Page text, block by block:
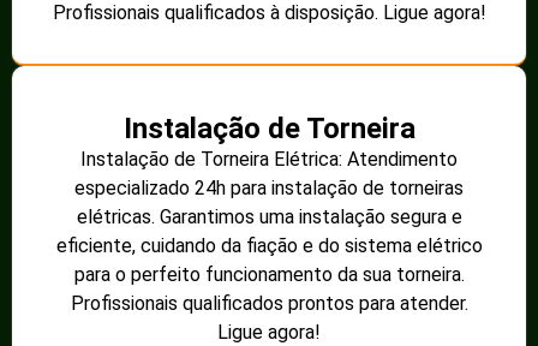
Profissionais qualificados à disposição. Ligue agora!
Instalação de Torneira
Instalação de Torneira Elétrica: Atendimento
especializado 24h para instalação de torneiras
elétricas. Garantimos uma instalação segura e
eficiente, cuidando da fiação e do sistema elétrico
para o perfeito funcionamento da sua torneira.
Profissionais qualificados prontos para atender.
Ligue agora!